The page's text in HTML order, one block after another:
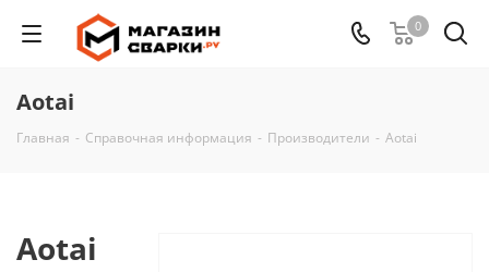
0
Aotai
Главная - Справочная информация - Производители - Aotai
Aotai